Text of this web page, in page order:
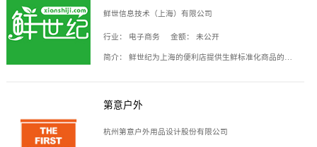
鲜世信息技术（上海）有限公司
行业： 电子商务 金额： 未公开
简介： 鲜世纪为上海的便利店提供生鲜标准化商品的供应链服务，帮商家解决生鲜采购、运营问题，帮助商家销售。平台提供的商品覆盖果蔬肉类、常温与低温奶制品、冷冻食品、零食饮料、粮油副食、居家洗护等多个品类，上架SKU3000余个。公司建立了近万平方米的仓储场地和物流配送体系，为合作商家提供快速配送服务。
第意户外
杭州第意户外用品设计股份有限公司